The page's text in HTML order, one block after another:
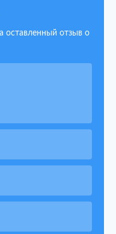
оставленный отзыв о